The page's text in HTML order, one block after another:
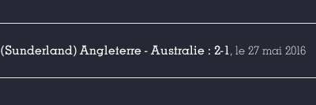
(Sunderland) Angleterre - Australie : 2-1, le 27 mai 2016